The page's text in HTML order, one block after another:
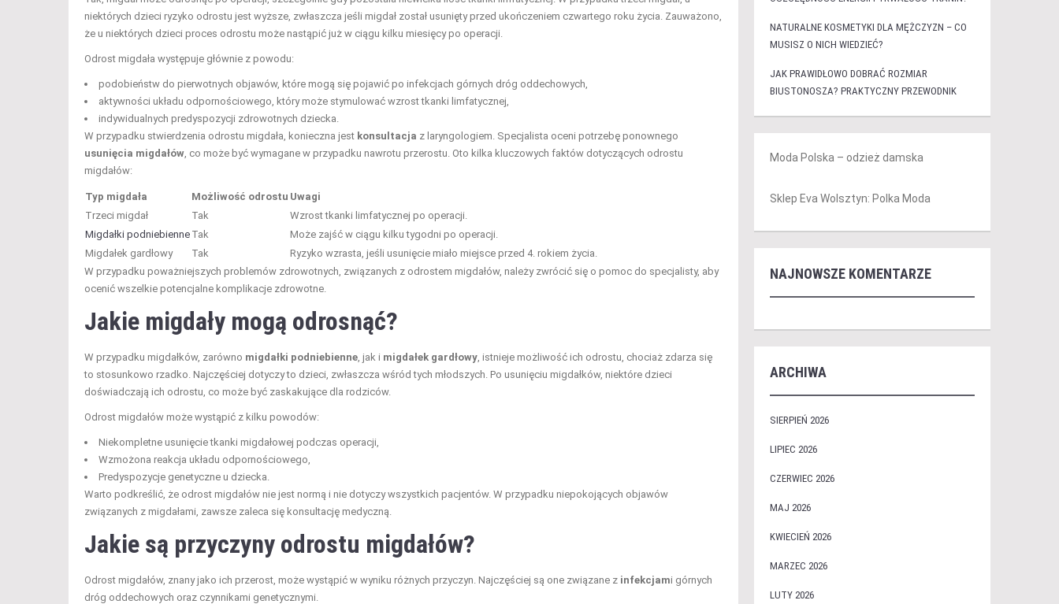
niektórych dzieci ryzyko odrostu jest wyższe, zwłaszcza jeśli migdał został usunięty przed ukończeniem czwartego roku życia. Zauważono,
że u niektórych dzieci proces odrostu może nastąpić już w ciągu kilku miesięcy po operacji.
Odrost migdała występuje głównie z powodu:
podobieństw do pierwotnych objawów, które mogą się pojawić po infekcjach górnych dróg oddechowych,
aktywności układu odpornościowego, który może stymulować wzrost tkanki limfatycznej,
indywidualnych predyspozycji zdrowotnych dziecka.
W przypadku stwierdzenia odrostu migdała, konieczna jest konsultacja z laryngologiem. Specjalista oceni potrzebę ponownego
usunięcia migdałów , co może być wymagane w przypadku nawrotu przerostu. Oto kilka kluczowych faktów dotyczących odrostu
migdałów:
Typ migdała Możliwość odrostu Uwagi
Trzeci migdał
Tak
Wzrost tkanki limfatycznej po operacji.
Migdałki podniebienne Tak
Może zajść w ciągu kilku tygodni po operacji.
Migdałek gardłowy
Tak
Ryzyko wzrasta, jeśli usunięcie miało miejsce przed 4. rokiem życia.
W przypadku poważniejszych problemów zdrowotnych, związanych z odrostem migdałów, należy zwrócić się o pomoc do specjalisty, aby
ocenić wszelkie potencjalne komplikacje zdrowotne.
Jakie migdały mogą odrosnąć?
W przypadku migdałków, zarówno migdałki podniebienne , jak i migdałek gardłowy , istnieje możliwość ich odrostu, chociaż zdarza się
to stosunkowo rzadko. Najczęściej dotyczy to dzieci, zwłaszcza wśród tych młodszych. Po usunięciu migdałków, niektóre dzieci
doświadczają ich odrostu, co może być zaskakujące dla rodziców.
Odrost migdałów może wystąpić z kilku powodów:
Niekompletne usunięcie tkanki migdałowej podczas operacji,
Wzmożona reakcja układu odpornościowego,
Predyspozycje genetyczne u dziecka.
Warto podkreślić, że odrost migdałów nie jest normą i nie dotyczy wszystkich pacjentów. W przypadku niepokojących objawów
związanych z migdałami, zawsze zaleca się konsultację medyczną.
Jakie są przyczyny odrostu migdałów?
Odrost migdałów, znany jako ich przerost, może wystąpić w wyniku różnych przyczyn. Najczęściej są one związane z infekcjami górnych
dróg oddechowych oraz czynnikami genetycznymi.
NATURALNE KOSMETYKI DLA MĘŻCZYZN – CO
MUSISZ O NICH WIEDZIEĆ?
JAK PRAWIDŁOWO DOBRAĆ ROZMIAR
BIUSTONOSZA? PRAKTYCZNY PRZEWODNIK
Moda Polska – odzież damska
Sklep Eva Wolsztyn: Polka Moda
NAJNOWSZE KOMENTARZE
ARCHIWA
SIERPIEŃ 2026
LIPIEC 2026
CZERWIEC 2026
MAJ 2026
KWIECIEŃ 2026
MARZEC 2026
LUTY 2026